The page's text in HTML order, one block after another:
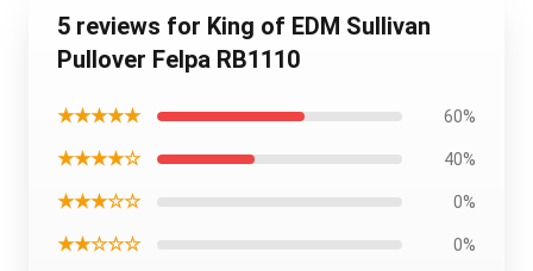
5 reviews for King of EDM Sullivan
Pullover Felpa RB1110
★★★★★ 60%
★★★★☆ 40%
★★★☆☆ 0%
★★☆☆☆ 0%